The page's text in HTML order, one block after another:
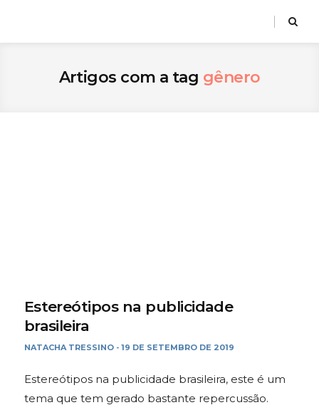
Artigos com a tag gênero
Estereótipos na publicidade
brasileira
NATACHA TRESSINO - 19 DE SETEMBRO DE 2019
Estereótipos na publicidade brasileira, este é um
tema que tem gerado bastante repercussão.